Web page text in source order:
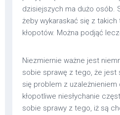
dzisiejszych ma dużo osób.
żeby wykaraskać się z
kłopotów. Można podjąć
Niezmiernie ważne jest
sobie sprawę z tego, że jest
się problem z uzależnieniem
kłopotliwe niesłychanie
sobie sprawy z tego, iż są